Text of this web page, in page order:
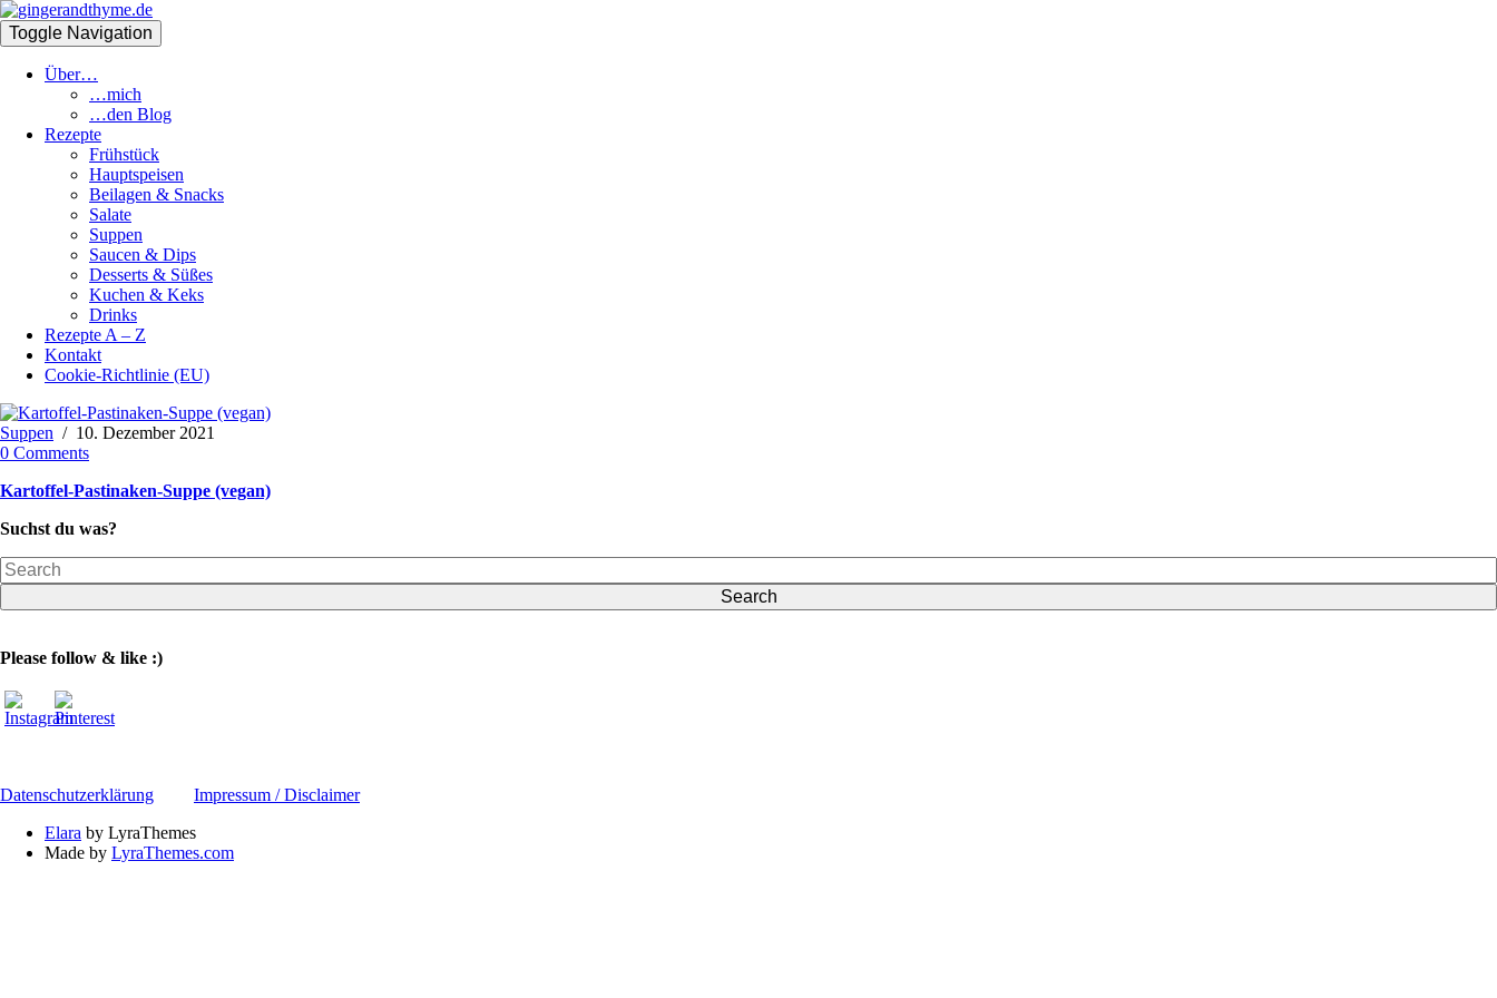
Toggle Navigation
Über…
…mich
…den Blog
Rezepte
Frühstück
Hauptspeisen
Beilagen & Snacks
Salate
Suppen
Saucen & Dips
Desserts & Süßes
Kuchen & Keks
Drinks
Rezepte A – Z
Kontakt
Cookie-Richtlinie (EU)
Suppen / 10. Dezember 2021
0 Comments
Kartoffel-Pastinaken-Suppe (vegan)
Suchst du was?
Search
Please follow & like :)
Datenschutzerklärung
Impressum / Disclaimer
Elara by LyraThemes
Made by LyraThemes.com